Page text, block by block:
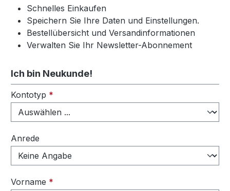
Schnelles Einkaufen
Speichern Sie Ihre Daten und Einstellungen.
Bestellübersicht und Versandinformationen
Verwalten Sie Ihr Newsletter-Abonnement
Ich bin Neukunde!
Persönliche Informationen
Kontotyp *
Anrede
Vorname *